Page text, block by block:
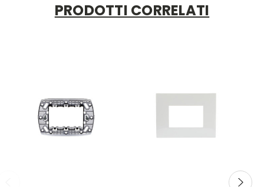
PRODOTTI CORRELATI